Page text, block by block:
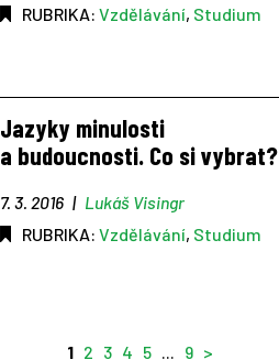
RUBRIKA: Vzdělávání, Studium
Jazyky minulosti
a budoucnosti. Co si vybrat?
7. 3. 2016 | Lukáš Visingr
RUBRIKA: Vzdělávání, Studium
1 2 3 4 5 ... 9 >